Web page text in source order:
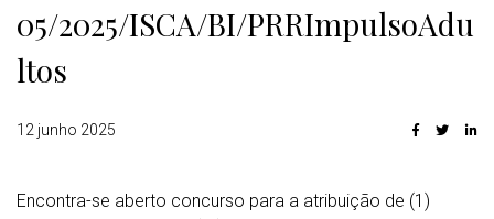
05/2025/ISCA/BI/PRRImpulsoAdu
ltos
12 junho 2025
Encontra-se aberto concurso para a atribuição de (1)